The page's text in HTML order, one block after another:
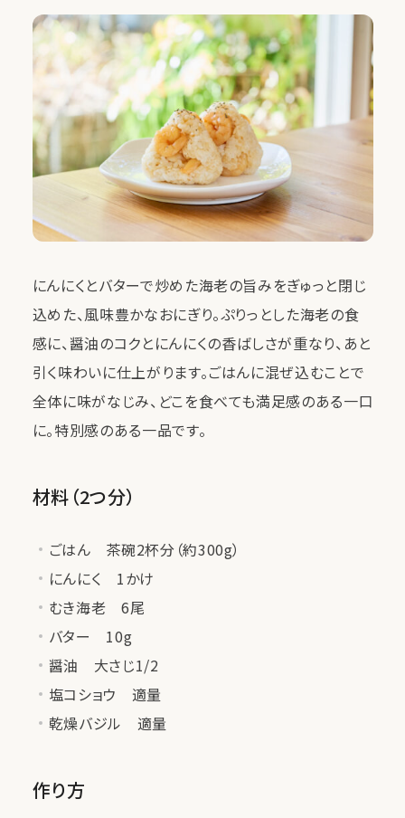
にんにくとバターで炒めた海老の旨みをぎゅっと閉じ
込めた、風味豊かなおにぎり。ぷりっとした海老の食
感に、醤油のコクとにんにくの香ばしさが重なり、あと
引く味わいに仕上がります。ごはんに混ぜ込むことで
全体に味がなじみ、どこを食べても満足感のある一口
に。特別感のある一品です。
材料（2つ分）
ごはん 茶碗2杯分（約300g）
にんにく 1かけ
むき海老 6尾
バター 10g
醤油 大さじ1/2
塩コショウ 適量
乾燥バジル 適量
作り方